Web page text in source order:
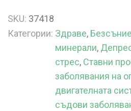
SKU: 37418
Категории: Здраве, Безсъние
минерали,
стрес, Ставни
заболявания на
двигателната
съдови